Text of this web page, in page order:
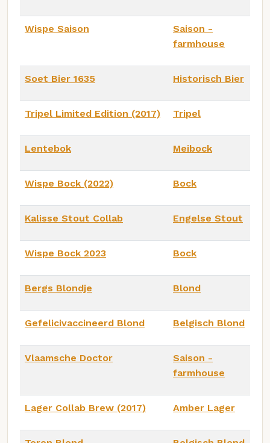
Wispe Saison
Saison -
farmhouse
Soet Bier 1635 Historisch Bier
Tripel Limited Edition (2017) Tripel
Lentebok Meibock
Wispe Bock (2022) Bock
Kalisse Stout Collab Engelse Stout
Wispe Bock 2023 Bock
Bergs Blondje Blond
Gefelicivaccineerd Blond Belgisch Blond
Vlaamsche Doctor
Saison -
farmhouse
Lager Collab Brew (2017) Amber Lager